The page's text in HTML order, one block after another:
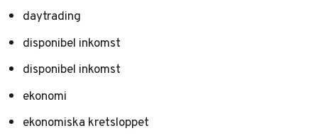
daytrading
disponibel inkomst
disponibel inkomst
ekonomi
ekonomiska kretsloppet